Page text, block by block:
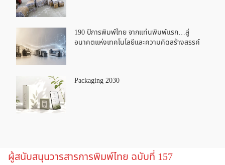
190 ปีการพิมพ์ไทย จากแท่นพิมพ์แรก…สู่
อนาคตแห่งเทคโนโลยีและความคิดสร้างสรรค์
Packaging 2030
ผู้สนับสนุนวารสารการพิมพ์ไทย ฉบับที่ 157